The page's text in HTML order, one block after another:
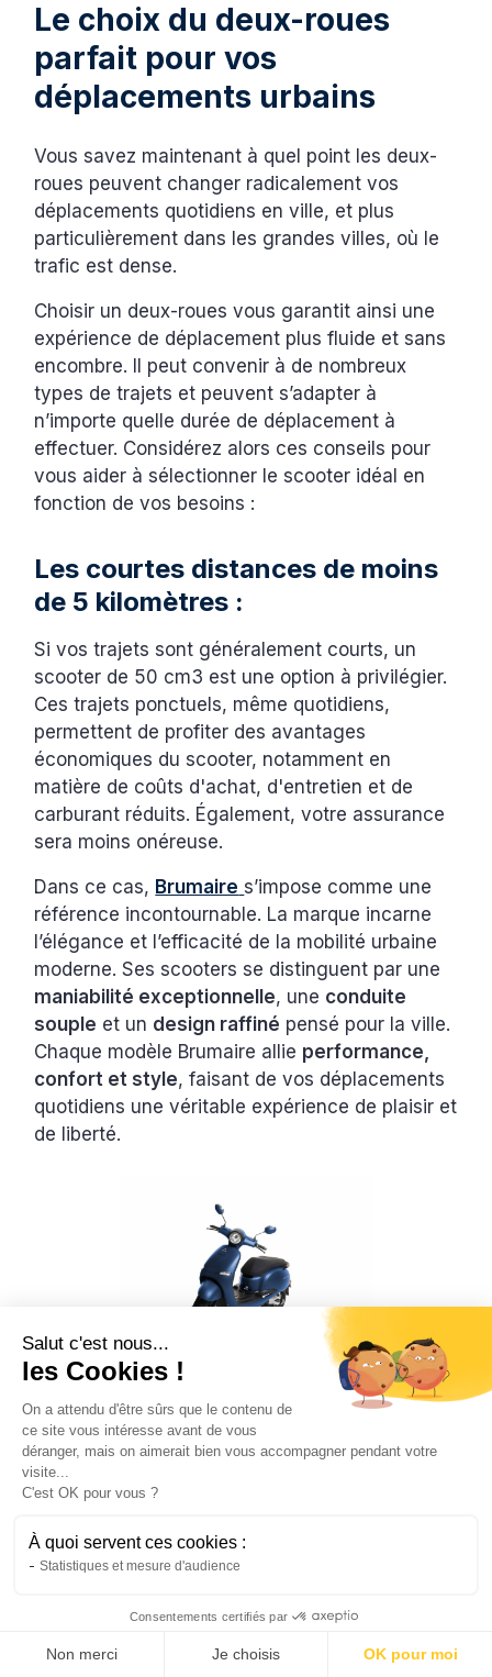
Le choix du deux-roues
parfait pour vos
déplacements urbains
Vous savez maintenant à quel point les deux-
roues peuvent changer radicalement vos
déplacements quotidiens en ville, et plus
particulièrement dans les grandes villes, où le
trafic est dense.
Choisir un deux-roues vous garantit ainsi une
expérience de déplacement plus fluide et sans
encombre. Il peut convenir à de nombreux
types de trajets et peuvent s’adapter à
n’importe quelle durée de déplacement à
effectuer. Considérez alors ces conseils pour
vous aider à sélectionner le scooter idéal en
fonction de vos besoins :
Les courtes distances de moins
de 5 kilomètres :
Si vos trajets sont généralement courts, un
scooter de 50 cm3 est une option à privilégier.
Ces trajets ponctuels, même quotidiens,
permettent de profiter des avantages
économiques du scooter, notamment en
matière de coûts d'achat, d'entretien et de
carburant réduits. Également, votre assurance
sera moins onéreuse.
Dans ce cas, Brumaire s’impose comme une
référence incontournable. La marque incarne
l’élégance et l’efficacité de la mobilité urbaine
moderne. Ses scooters se distinguent par une
maniabilité exceptionnelle, une conduite
souple et un design raffiné pensé pour la ville.
Chaque modèle Brumaire allie performance,
confort et style, faisant de vos déplacements
quotidiens une véritable expérience de plaisir et
de liberté.
Les distances moyennes
d’environ 30 kilomètres :
Pour des trajets plus longs, par exemple, ceux
entre votre domicile et votre lieu de travail, un
recommandé. Ces modèles proposent une
Salut c'est nous...
les Cookies !
On a attendu d'être sûrs que le contenu de
ce site vous intéresse avant de vous
déranger, mais on aimerait bien vous accompagner pendant votre
visite...
C'est OK pour vous ?
À quoi servent ces cookies :
Statistiques et mesure d'audience
Consentements certifiés par
Non merci Je choisis OK pour moi